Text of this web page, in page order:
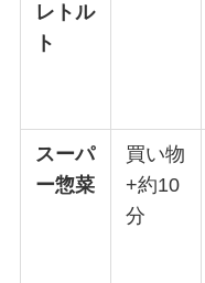
レトル
ト
スーパ
ー惣菜
買い物
+約10
分